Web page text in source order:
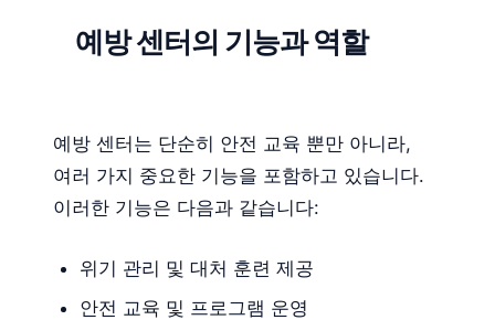
예방 센터의 기능과 역할
예방 센터는 단순히 안전 교육 뿐만 아니라,
여러 가지 중요한 기능을 포함하고 있습니다.
이러한 기능은 다음과 같습니다:
위기 관리 및 대처 훈련 제공
안전 교육 및 프로그램 운영